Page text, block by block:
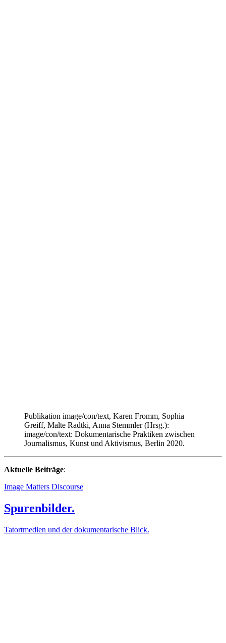
Publikation image/con/text, Karen Fromm, Sophia
Greiff, Malte Radtki, Anna Stemmler (Hrsg.):
image/con/text: Dokumentarische Praktiken zwischen
Journalismus, Kunst und Aktivismus, Berlin 2020.
Aktuelle Beiträge:
Image Matters Discourse
Spurenbilder.
Tatortmedien und der dokumentarische Blick.